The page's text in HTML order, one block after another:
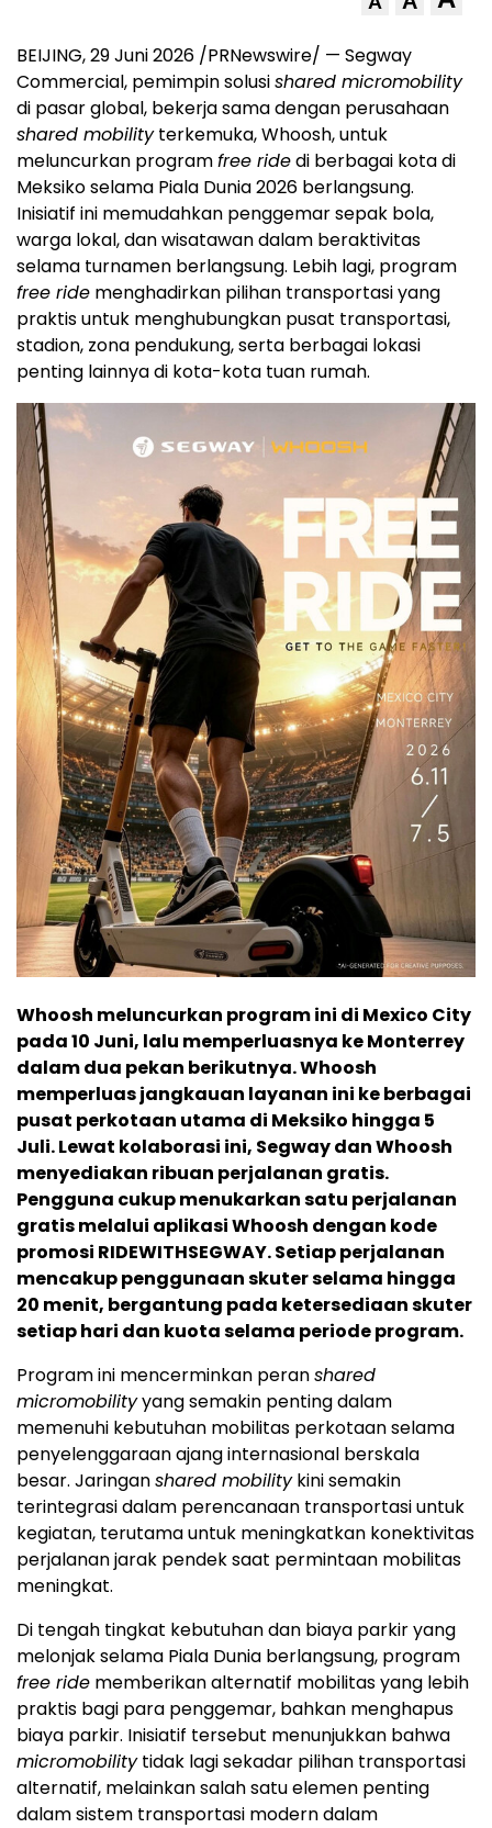
BEIJING,29 Juni 2026 /PRNewswire/ — Segway
Commercial, pemimpin solusishared micromobility
di pasar global, bekerja sama dengan perusahaan
shared mobilityterkemuka, Whoosh, untuk
meluncurkan programfree ridedi berbagai kota di
Meksiko selama Piala Dunia 2026 berlangsung.
Inisiatif ini memudahkan penggemar sepak bola,
warga lokal, dan wisatawan dalam beraktivitas
selama turnamen berlangsung. Lebih lagi, program
free ride menghadirkan pilihan transportasi yang
praktis untuk menghubungkan pusat transportasi,
stadion, zona pendukung, serta berbagai lokasi
penting lainnya di kota-kota tuan rumah.
Whoosh meluncurkan program ini di Mexico City
pada 10 Juni, lalu memperluasnya ke Monterrey
dalam dua pekan berikutnya. Whoosh
memperluas jangkauan layanan ini ke berbagai
pusat perkotaan utama di Meksiko hingga 5
Juli. Lewat kolaborasi ini, Segway dan Whoosh
menyediakan ribuan perjalanan gratis.
Pengguna cukup menukarkan satu perjalanan
gratis melalui aplikasi Whoosh dengan kode
promosi RIDEWITHSEGWAY. Setiap perjalanan
mencakup penggunaan skuter selama hingga
20 menit, bergantung pada ketersediaan skuter
setiap hari dan kuota selama periode program.
Program ini mencerminkan peranshared
micromobilityyang semakin penting dalam
memenuhi kebutuhan mobilitas perkotaan selama
penyelenggaraan ajang internasional berskala
besar. Jaringanshared mobilitykini semakin
terintegrasi dalam perencanaan transportasi untuk
kegiatan, terutama untuk meningkatkan konektivitas
perjalanan jarak pendek saat permintaan mobilitas
meningkat.
Di tengah tingkat kebutuhan dan biaya parkir yang
melonjak selama Piala Dunia berlangsung, program
free ride memberikan alternatif mobilitas yang lebih
praktis bagi para penggemar, bahkan menghapus
biaya parkir. Inisiatif tersebut menunjukkan bahwa
micromobilitytidak lagi sekadar pilihan transportasi
alternatif, melainkan salah satu elemen penting
dalam sistem transportasi modern dalam